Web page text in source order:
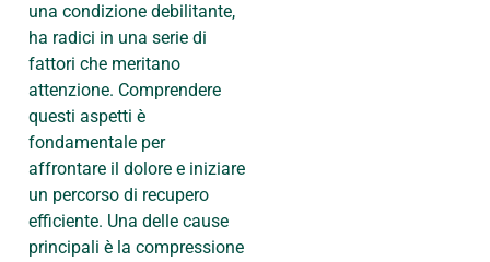
una condizione debilitante,
ha radici in una serie di
fattori che meritano
attenzione. Comprendere
questi aspetti è
fondamentale per
affrontare il dolore e iniziare
un percorso di recupero
efficiente. Una delle cause
principali è la compressione